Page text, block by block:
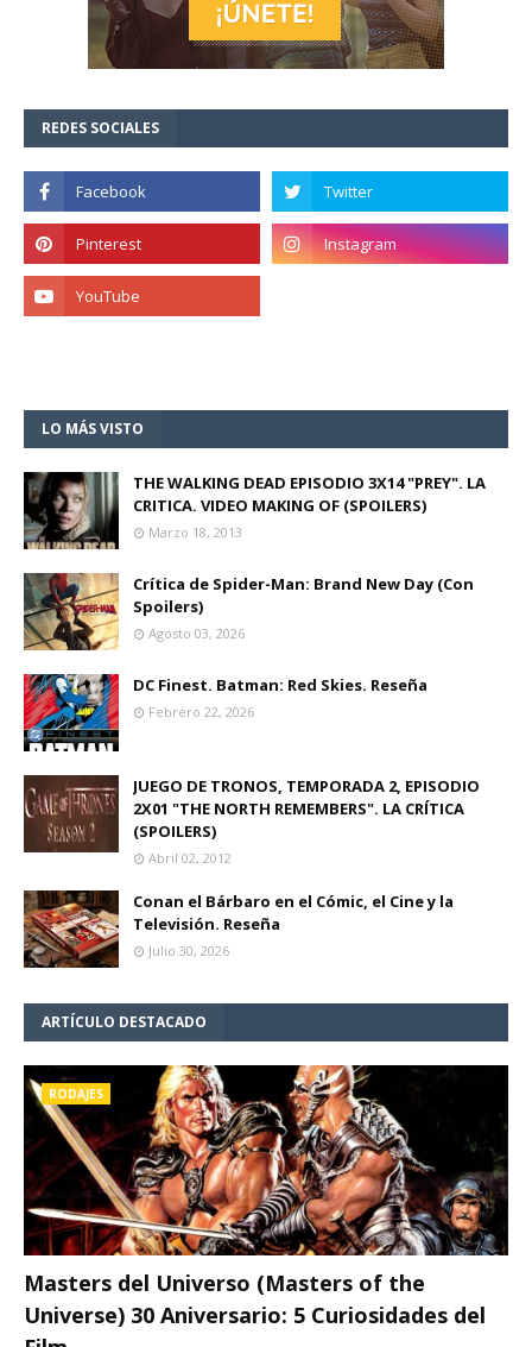
REDES SOCIALES
LO MÁS VISTO
THE WALKING DEAD EPISODIO 3X14 "PREY". LA
CRITICA. VIDEO MAKING OF (SPOILERS)
Marzo 18, 2013
Crítica de Spider-Man: Brand New Day (Con
Spoilers)
Agosto 03, 2026
DC Finest. Batman: Red Skies. Reseña
Febrero 22, 2026
JUEGO DE TRONOS, TEMPORADA 2, EPISODIO
2X01 "THE NORTH REMEMBERS". LA CRÍTICA
(SPOILERS)
Abril 02, 2012
Conan el Bárbaro en el Cómic, el Cine y la
Televisión. Reseña
Julio 30, 2026
ARTÍCULO DESTACADO
RODAJES
Masters del Universo (Masters of the
Universe) 30 Aniversario: 5 Curiosidades del